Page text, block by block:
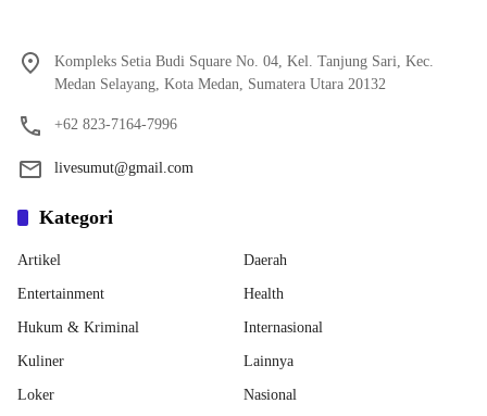
Kompleks Setia Budi Square No. 04, Kel. Tanjung Sari, Kec.
Medan Selayang, Kota Medan, Sumatera Utara 20132
+62 823-7164-7996
livesumut@gmail.com
Kategori
Artikel Daerah
Entertainment Health
Hukum & Kriminal Internasional
Kuliner Lainnya
Loker Nasional